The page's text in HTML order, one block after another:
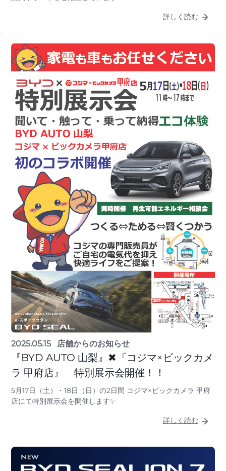
詳しく読む
2025.05.15 店舗からのお知らせ
『BYD AUTO 山梨』✖『コジマ×ビックカメ
ラ 甲府店』 特別展示会開催！！
5月17日（土）・18日（日）の2日間 コジマ×ビックカメラ 甲府
店にて特別展示会を開催します✨
詳しく読む